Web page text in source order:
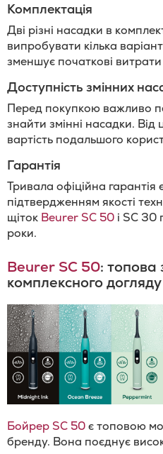
Комплектація
Дві різні насадки в
випробувати кілька
зменшує початкові
Доступність змінних
Перед покупкою важливо
знайти змінні насадки. Від
вартість подальшого
Гарантія
Тривала офіційна гарантія
підтвердженням якості
щіток Beurer SC 50 і SC 30
роки.
Beurer SC 50: топова
комплексного догляду
Бойрер SC 50є топовою
бренду. Вона поєднує